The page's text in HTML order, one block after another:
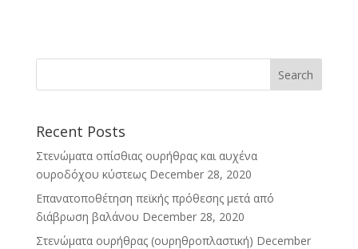
Recent Posts
Στενώματα οπίσθιας ουρήθρας και αυχένα
ουροδόχου κύστεως December 28, 2020
Επανατοποθέτηση πεϊκής πρόθεσης μετά από
διάβρωση βαλάνου December 28, 2020
Στενώματα ουρήθρας (ουρηθροπλαστική) December